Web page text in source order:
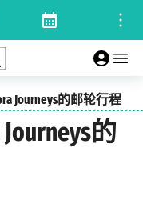
Journeys的邮轮行程
的